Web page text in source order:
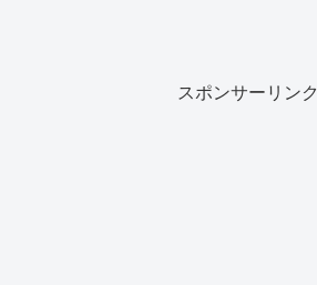
スポンサーリンク